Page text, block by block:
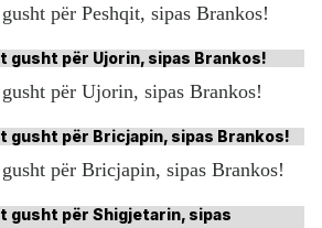
për Peshqit, sipas Brankos!
për Ujorin, sipas Brankos!
për Bricjapin, sipas Brankos!